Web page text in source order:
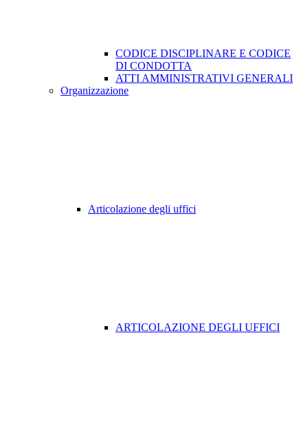
CODICE DISCIPLINARE E CODICE
DI CONDOTTA
ATTI AMMINISTRATIVI GENERALI
Organizzazione
Articolazione degli uffici
ARTICOLAZIONE DEGLI UFFICI